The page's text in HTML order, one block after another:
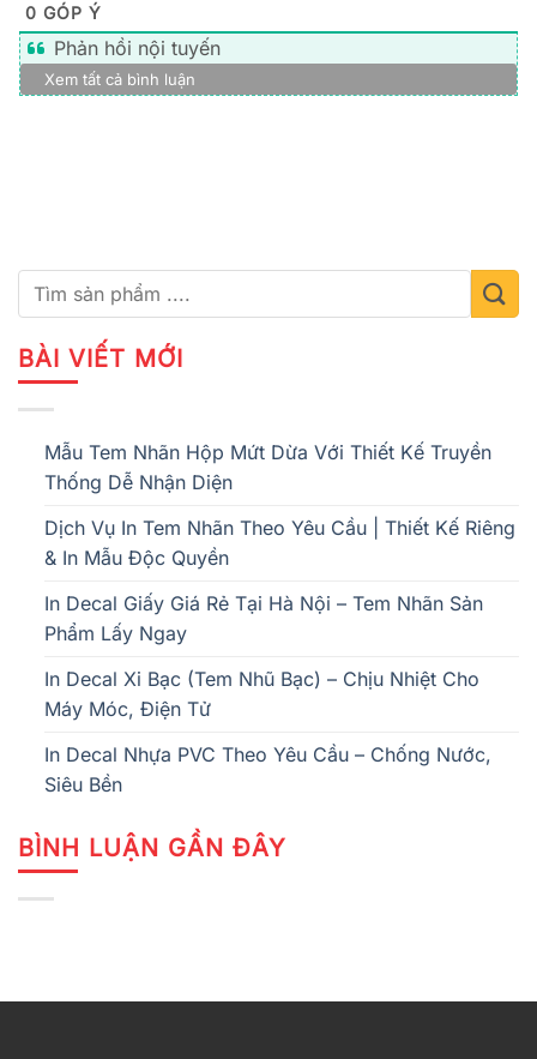
BÀI VIẾT MỚI
Mẫu Tem Nhãn Hộp Mứt Dừa Với Thiết Kế Truyền
Thống Dễ Nhận Diện
Dịch Vụ In Tem Nhãn Theo Yêu Cầu | Thiết Kế Riêng
& In Mẫu Độc Quyền
In Decal Giấy Giá Rẻ Tại Hà Nội – Tem Nhãn Sản
Phẩm Lấy Ngay
In Decal Xi Bạc (Tem Nhũ Bạc) – Chịu Nhiệt Cho
Máy Móc, Điện Tử
In Decal Nhựa PVC Theo Yêu Cầu – Chống Nước,
Siêu Bền
BÌNH LUẬN GẦN ĐÂY
0 GÓP Ý
Phản hồi nội tuyến
Xem tất cả bình luận